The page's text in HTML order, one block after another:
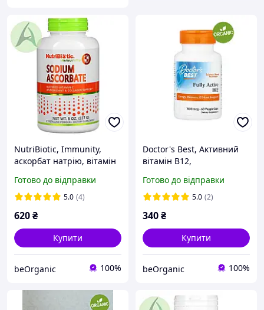
NutriBiotic, Immunity,
аскорбат натрію, вітамін
Готово до відправки
5.0 (4)
620₴
Купити
beOrganic 100%
Doctor's Best, Активний
вітамін В12,
60 капсул
Готово до відправки
5.0 (2)
340₴
Купити
beOrganic 100%